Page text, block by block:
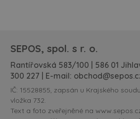
SEPOS, spol. s r. o.
Rantířovská 583/100 | 586 01
300 227 | E-mail:
IČ: 15528855, zapsán u Krajského
vložka 732.
Text a foto zveřejněné na